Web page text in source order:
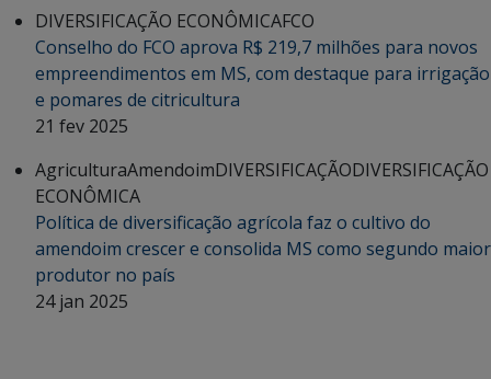
DIVERSIFICAÇÃO ECONÔMICAFCO
Conselho do FCO aprova R$ 219,7 milhões para novos
empreendimentos em MS, com destaque para irrigação
e pomares de citricultura
21 fev 2025
AgriculturaAmendoimDIVERSIFICAÇÃODIVERSIFICAÇÃO
ECONÔMICA
Política de diversificação agrícola faz o cultivo do
amendoim crescer e consolida MS como segundo maior
produtor no país
24 jan 2025